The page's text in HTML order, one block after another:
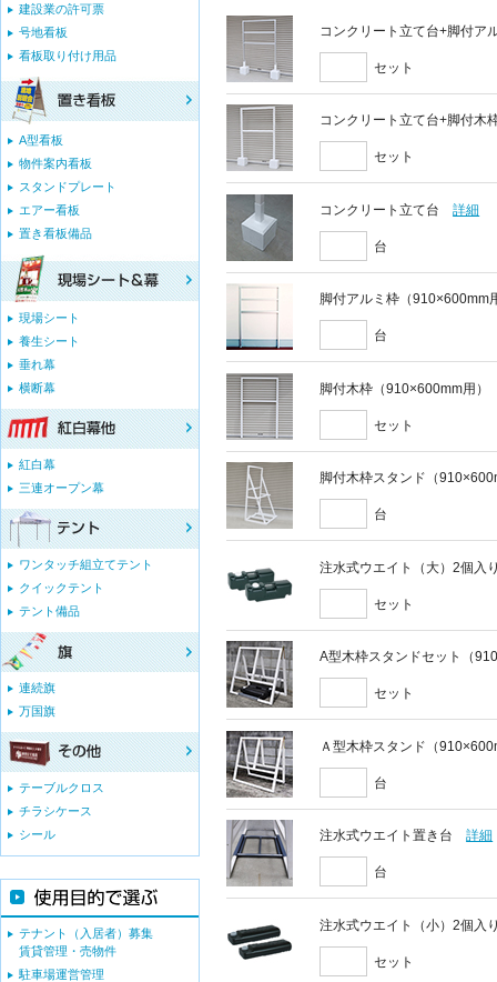
コンクリート立て台+脚付ア
セット
コンクリート立て台+脚付木
セット
コンクリート立て台 詳細
台
脚付アルミ枠（910×600mm
台
脚付木枠（910×600mm用）
セット
脚付木枠スタンド（
台
注水式ウエイト（大）2個入
セット
A型木枠スタンドセット（
セット
Ａ型木枠スタンド（
台
注水式ウエイト置き台 詳細
台
注水式ウエイト（小）2個入
セット
建設業の許可票
号地看板
看板取り付け用品
A型看板
物件案内看板
スタンドプレート
エアー看板
置き看板備品
現場シート
養生シート
垂れ幕
横断幕
紅白幕
三連オープン幕
ワンタッチ組立てテント
クイックテント
テント備品
連続旗
万国旗
テーブルクロス
チラシケース
シール
テナント（入居者）募集
賃貸管理・売物件
駐車場運営管理